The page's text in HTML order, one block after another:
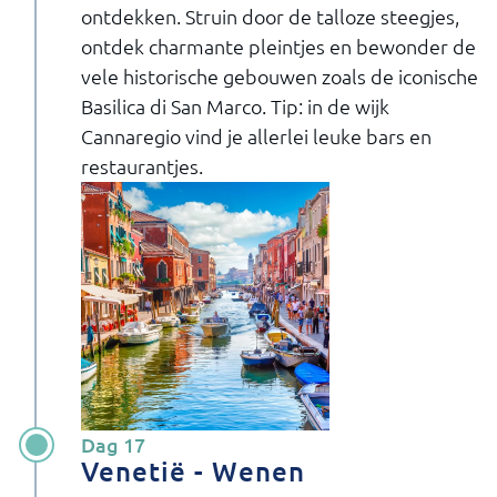
ontdekken. Struin door de talloze steegjes,
ontdek charmante pleintjes en bewonder de
vele historische gebouwen zoals de iconische
Basilica di San Marco. Tip: in de wijk
Cannaregio vind je allerlei leuke bars en
restaurantjes.
Dag 17
Venetië - Wenen